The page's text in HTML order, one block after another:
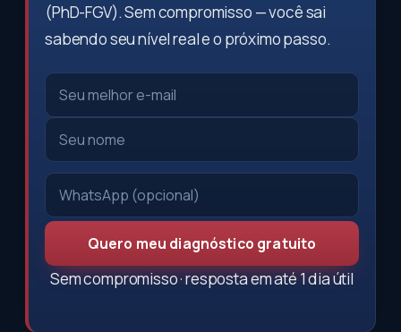
(PhD-FGV). Sem compromisso — você sai
sabendo seu nível real e o próximo passo.
Quero meu diagnóstico gratuito
Sem compromisso · resposta em até 1 dia útil